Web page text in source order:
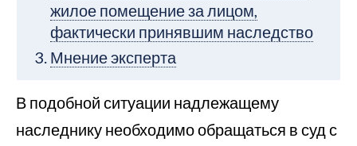
жилое помещение за лицом,
фактически принявшим наследство
Мнение эксперта
В подобной ситуации надлежащему
наследнику необходимо обращаться в суд с